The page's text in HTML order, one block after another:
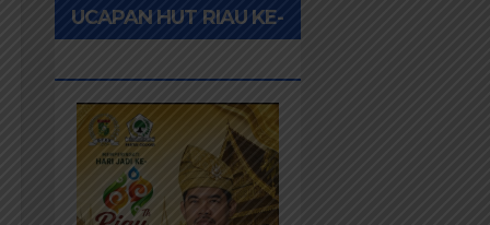
UCAPAN HUT RIAU KE-